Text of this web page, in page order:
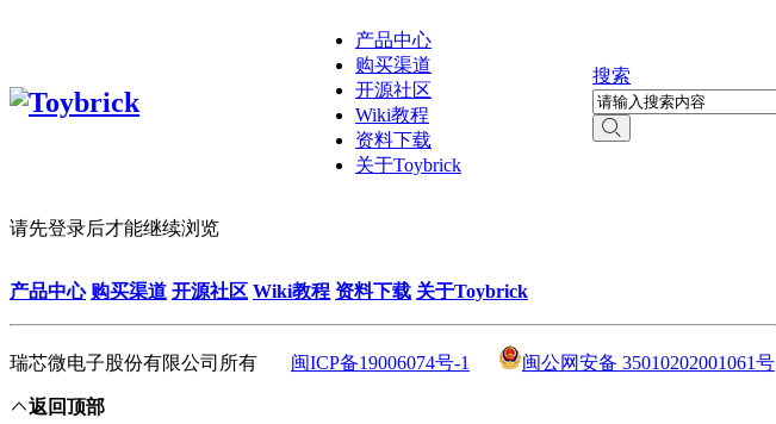
产品中心
购买渠道
开源社区
Wiki教程
资料下载
关于Toybrick
搜索
请先登录后才能继续浏览
产品中心 购买渠道 开源社区 Wiki教程 资料下载 关于Toybrick
瑞芯微电子股份有限公司所有 闽ICP备19006074号-1 闽公网安备 35010202001061号
返回顶部